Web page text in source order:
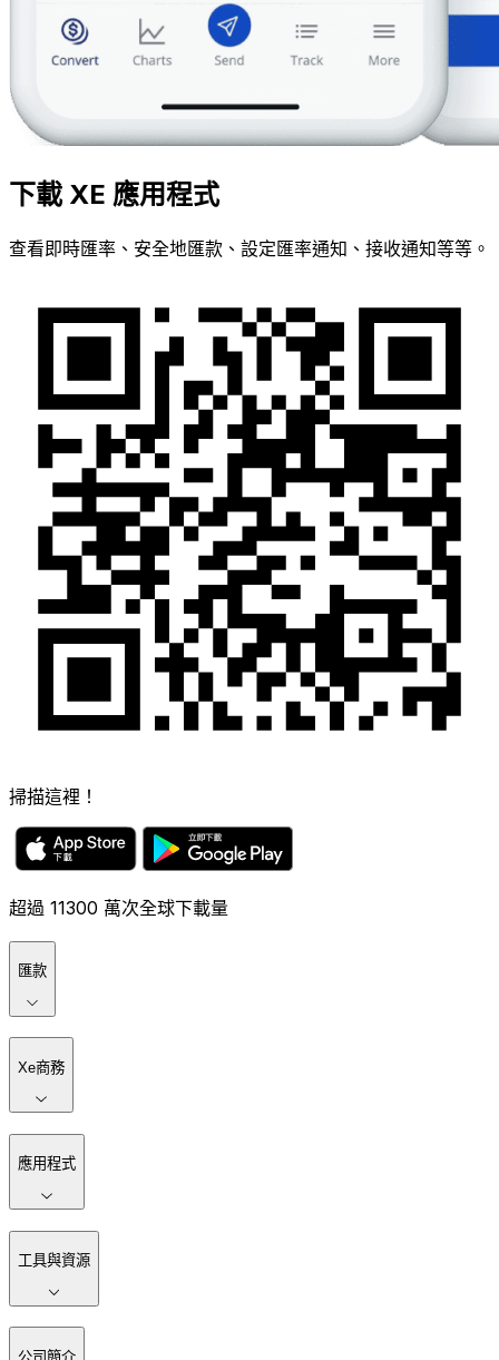
下載 XE 應用程式
查看即時匯率、安全地匯款、設定匯率通知、接收通知等等。
掃描這裡！
超過 11300 萬次全球下載量
匯款
Xe商務
應用程式
工具與資源